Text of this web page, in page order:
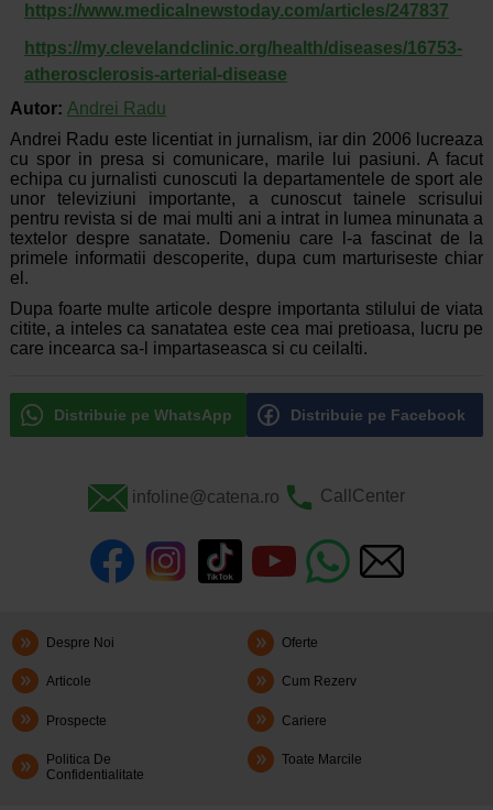
https://www.medicalnewstoday.com/articles/247837
https://my.clevelandclinic.org/health/diseases/16753-
atherosclerosis-arterial-disease
Autor: Andrei Radu
Andrei Radu este licentiat in jurnalism, iar din 2006 lucreaza
cu spor in presa si comunicare, marile lui pasiuni. A facut
echipa cu jurnalisti cunoscuti la departamentele de sport ale
unor televiziuni importante, a cunoscut tainele scrisului
pentru revista si de mai multi ani a intrat in lumea minunata a
textelor despre sanatate. Domeniu care l-a fascinat de la
primele informatii descoperite, dupa cum marturiseste chiar
el.
Dupa foarte multe articole despre importanta stilului de viata
citite, a inteles ca sanatatea este cea mai pretioasa, lucru pe
care incearca sa-l impartaseasca si cu ceilalti.
Distribuie pe WhatsApp Distribuie pe Facebook
infoline@catena.ro CallCenter
Despre Noi Oferte
Articole Cum Rezerv
Prospecte Cariere
Politica De
Confidentialitate
Toate Marcile